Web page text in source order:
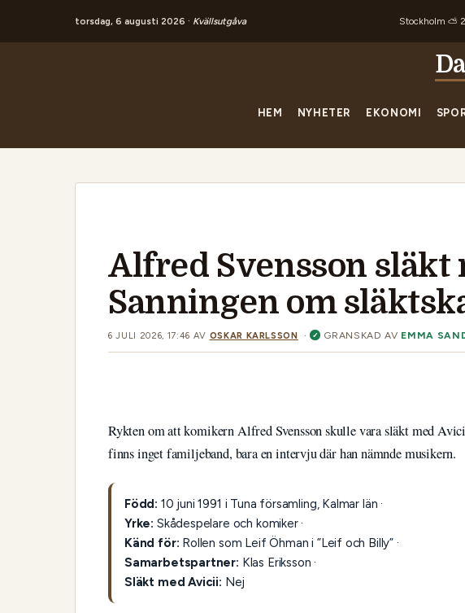
torsdag, 6 augusti 2026 · Kvällsutgåva Stockholm ⛅
HEM NYHETER EKONOMI
Alfred Svensson släkt
Sanningen om
6 JULI 2026, 17:46 AV OSKAR KARLSSON · ✓ GRANSKAD AV EMMA
Rykten om att komikern Alfred Svensson skulle vara släkt med
finns inget familjeband, bara en intervju där han nämnde musikern.
Född: 10 juni 1991 i Tuna församling, Kalmar län ·
Yrke: Skådespelare och komiker ·
Känd för: Rollen som Leif Öhman i ”Leif och Billy” ·
Samarbetspartner: Klas Eriksson ·
Släkt med Avicii: Nej